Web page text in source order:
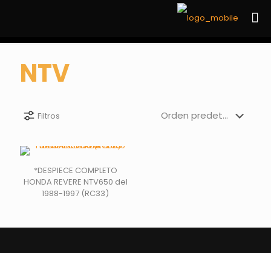
NTV
Filtros
*DESPIECE COMPLETO
HONDA REVERE NTV650 del
1988-1997 (RC33)